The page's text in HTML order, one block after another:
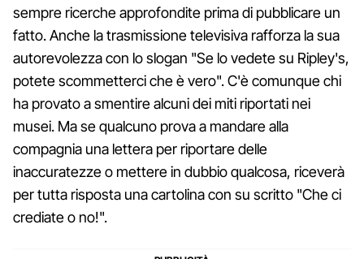
sempre ricerche approfondite prima di pubblicare un
fatto. Anche la trasmissione televisiva rafforza la sua
autorevolezza con lo slogan "Se lo vedete su Ripley's,
potete scommetterci che è vero". C'è comunque chi
ha provato a smentire alcuni dei miti riportati nei
musei. Ma se qualcuno prova a mandare alla
compagnia una lettera per riportare delle
inaccuratezze o mettere in dubbio qualcosa, riceverà
per tutta risposta una cartolina con su scritto "Che ci
crediate o no!".